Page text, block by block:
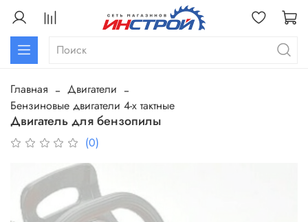
Главная
Двигатели
Бензиновые двигатели 4-х тактные
Двигатель для бензопилы
(0)